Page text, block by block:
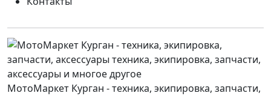
МотоМаркет Курган - техника, экипировка, запчасти,